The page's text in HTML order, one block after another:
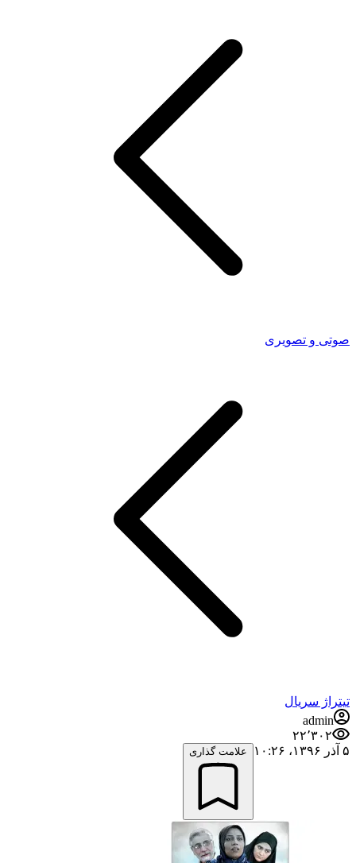
صوتی و تصویری
تیتراژ سریال
admin
۲۲٬۳۰۲
۵ آذر ۱۳۹۶،‏ ۱۰:۲۶
علامت گذاری